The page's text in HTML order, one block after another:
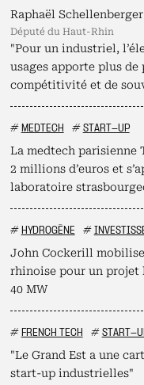
Raphaël Schellenberger
député du Haut-Rhin
"Pour un industriel,
usages apporte plus de
compétitivité et de
# MEDTECH # START-UP
La medtech parisienne
2 millions d’euros et
laboratoire
# HYDROGÈNE #
John Cockerill
rhinoise pour un projet
40 MW
# FRENCH TECH # START-
"Le Grand Est a une
start-up industrielles"